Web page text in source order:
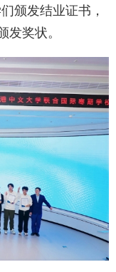
颁发结业证书，
发奖状。